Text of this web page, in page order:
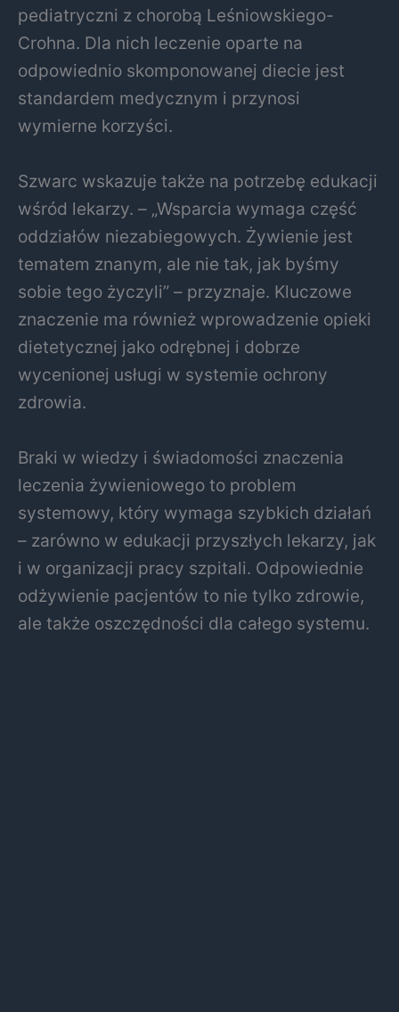
pediatryczni z chorobą Leśniowskiego-
Crohna. Dla nich leczenie oparte na
odpowiednio skomponowanej diecie jest
standardem medycznym i przynosi
wymierne korzyści.
Szwarc wskazuje także na potrzebę edukacji
wśród lekarzy. – „Wsparcia wymaga część
oddziałów niezabiegowych. Żywienie jest
tematem znanym, ale nie tak, jak byśmy
sobie tego życzyli” – przyznaje. Kluczowe
znaczenie ma również wprowadzenie opieki
dietetycznej jako odrębnej i dobrze
wycenionej usługi w systemie ochrony
zdrowia.
Braki w wiedzy i świadomości znaczenia
leczenia żywieniowego to problem
systemowy, który wymaga szybkich działań
– zarówno w edukacji przyszłych lekarzy, jak
i w organizacji pracy szpitali. Odpowiednie
odżywienie pacjentów to nie tylko zdrowie,
ale także oszczędności dla całego systemu.